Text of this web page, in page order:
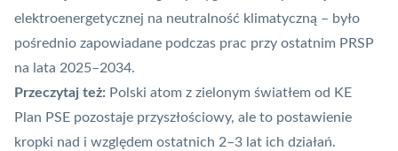
elektroenergetycznej na neutralność klimatyczną – było
pośrednio zapowiadane podczas prac przy ostatnim PRSP
na lata 2025–2034.
Przeczytaj też: Polski atom z zielonym światłem od KE
Plan PSE pozostaje przyszłościowy, ale to postawienie
kropki nad i względem ostatnich 2–3 lat ich działań.